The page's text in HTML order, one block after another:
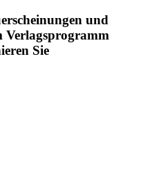
und
Verlagsprogramm
Sie